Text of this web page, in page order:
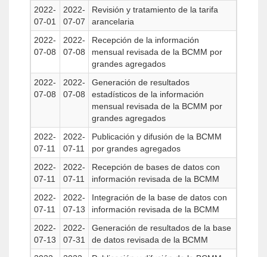
2022-
07-01
2022-
07-07
Revisión y tratamiento de la tarifa
arancelaria
2022-
07-08
2022-
07-08
Recepción de la información
mensual revisada de la BCMM por
grandes agregados
2022-
07-08
2022-
07-08
Generación de resultados
estadísticos de la información
mensual revisada de la BCMM por
grandes agregados
2022-
07-11
2022-
07-11
Publicación y difusión de la BCMM
por grandes agregados
2022-
07-11
2022-
07-11
Recepción de bases de datos con
información revisada de la BCMM
2022-
07-11
2022-
07-13
Integración de la base de datos con
información revisada de la BCMM
2022-
07-13
2022-
07-31
Generación de resultados de la base
de datos revisada de la BCMM